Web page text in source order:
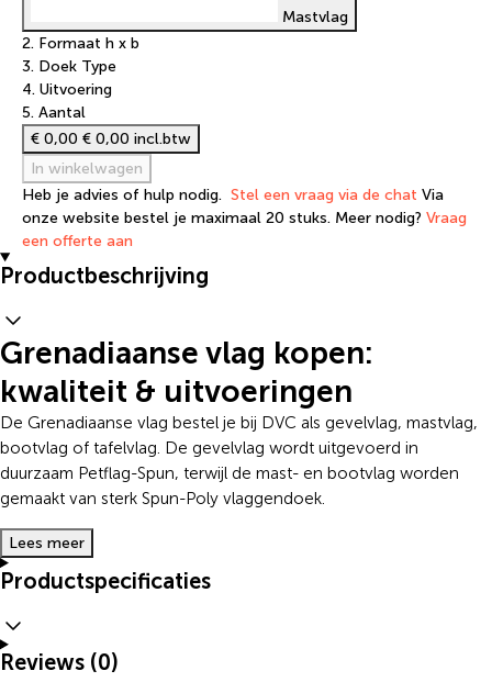
Mastvlag
2. Formaat h x b
3. Doek Type
4. Uitvoering
5. Aantal
€ 0,00 € 0,00 incl.btw
In winkelwagen
Heb je advies of hulp nodig. Stel een vraag via de chat Via
onze website bestel je maximaal 20 stuks. Meer nodig? Vraag
een offerte aan
Productbeschrijving
Grenadiaanse vlag kopen:
kwaliteit & uitvoeringen
De Grenadiaanse vlag bestel je bij DVC als gevelvlag, mastvlag,
bootvlag of tafelvlag. De gevelvlag wordt uitgevoerd in
duurzaam Petflag-Spun, terwijl de mast- en bootvlag worden
gemaakt van sterk Spun-Poly vlaggendoek.
Lees meer
Productspecificaties
Reviews (0)